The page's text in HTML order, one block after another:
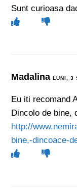
Sunt curioasa
MadalinaLUNI, 3
Eu iti recomand
Dincolo de bine,
http://
bine,-dincoace-